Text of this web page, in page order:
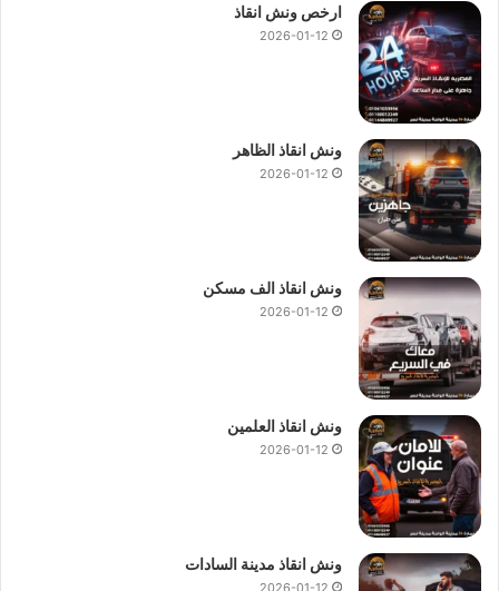
ارخص ونش انقاذ
2026-01-12
ونش انقاذ الظاهر
2026-01-12
ونش انقاذ الف مسكن
2026-01-12
ونش انقاذ العلمين
2026-01-12
ونش انقاذ مدينة السادات
2026-01-12